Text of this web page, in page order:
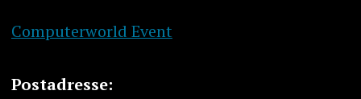
Computerworld Event
Postadresse: